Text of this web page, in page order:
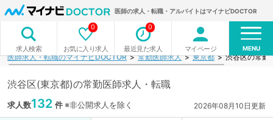
医師の求人・転職・アルバイトはマイナビDOCTOR
求人検索 お気に入り求人
0
最近見た求人
0
マイページ MENU
医師求人・転職のマイナビDOCTOR 常勤医師求人 東京都 渋谷区の常勤
渋谷区(東京都)の常勤医師求人・転職
求人数132 件※非公開求人を除く 2026年08月10日更新